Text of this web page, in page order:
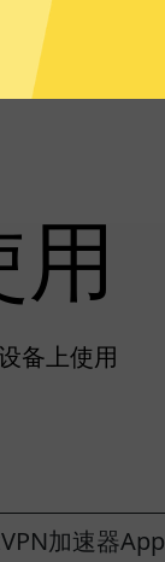
备上使用
加速器App